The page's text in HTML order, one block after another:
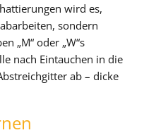
wird es,
sondern
„M“ oder „W“s
nach Eintauchen in die
ab – dicke